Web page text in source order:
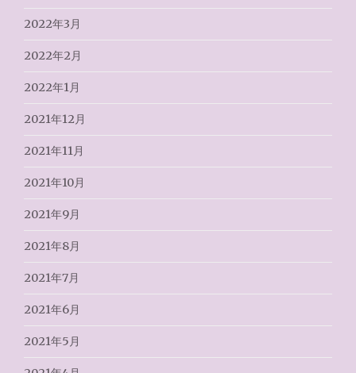
2022年3月
2022年2月
2022年1月
2021年12月
2021年11月
2021年10月
2021年9月
2021年8月
2021年7月
2021年6月
2021年5月